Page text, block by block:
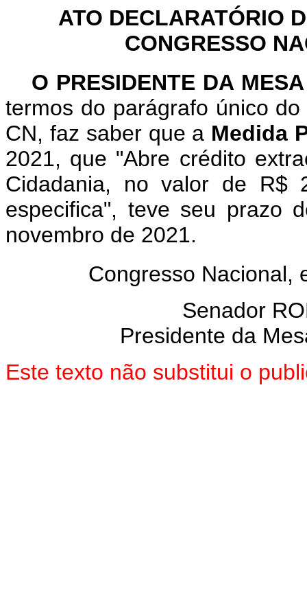
ATO DECLARATÓRIO
CONGRESSO
O PRESIDENTE DA
termos do parágrafo único
CN, faz saber que a Medida
2021, que "Abre crédito
Cidadania, no valor de R$
especifica", teve seu prazo
novembro de 2021.
Congresso Nacional,
Senador
Presidente da
Este texto não substitui o